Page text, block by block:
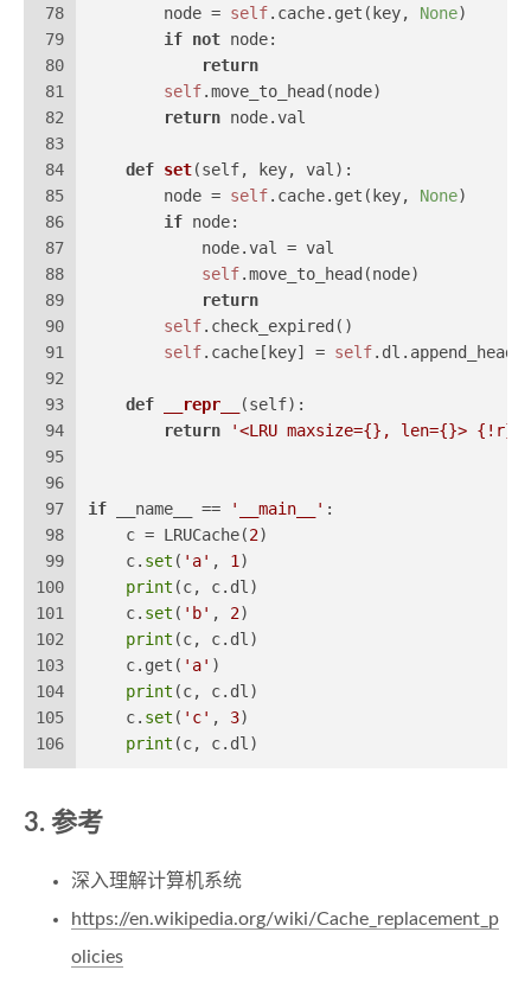
78
79
80
81
82
83
84
85
86
87
88
89
90
91
92
93
94
95
96
97
98
99
100
101
102
103
104
105
106
        node =
self.cache.get(key, None)
if not node:
return
self.move_to_head(node)
return node.val
def set(self, key, val ):
        node =
self.cache.get(key, None)
if node:
            node.val = val
self.move_to_head(node)
return
self.check_expired()
self.cache[key] = self
def __repr__ (self):
return
'<LRU maxsize={}, len={}> {!r}'
if __name__ == '__main__' :
    c = LRUCache(
2)
    c.
set ( 'a' , 1 )
print (c, c.dl)
    c.
set ( 'b' , 2)
print (c, c.dl)
    c.get(
'a' )
print (c, c.dl)
    c.
set ( 'c' , 3)
print (c, c.dl)
参考
深入理解计算机系统
https://en.wikipedia.org/wiki/Cache_replacement_p
olicies